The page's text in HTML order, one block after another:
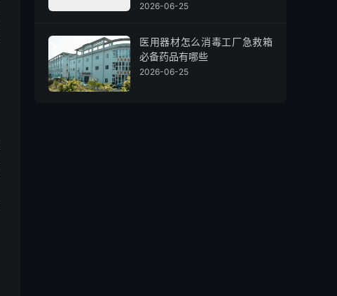
2026-06-25
医用器材怎么消毒工厂急救箱
必备药品有哪些
2026-06-25